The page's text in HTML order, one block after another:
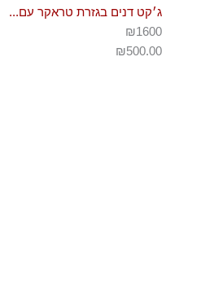
ג׳קט דנים בגזרת טראקר עם...
₪1600
₪500.00